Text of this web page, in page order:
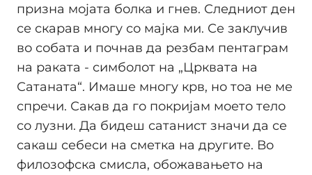
призна мојата болка и гнев. Следниот ден
се скарав многу со мајка ми. Се заклучив
во собата и почнав да резбам пентаграм
на раката - симболот на „Црквата на
Сатаната“. Имаше многу крв, но тоа не ме
спречи. Сакав да го покријам моето тело
со лузни. Да бидеш сатанист значи да се
сакаш себеси на сметка на другите. Во
филозофска смисла, обожавањето на